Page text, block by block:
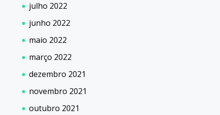
julho 2022
junho 2022
maio 2022
março 2022
dezembro 2021
novembro 2021
outubro 2021